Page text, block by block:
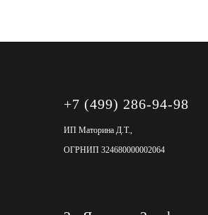
+7 (499) 286-94-98
ИП Маторина Д.Т.,
ОГРНИП 324680000002064